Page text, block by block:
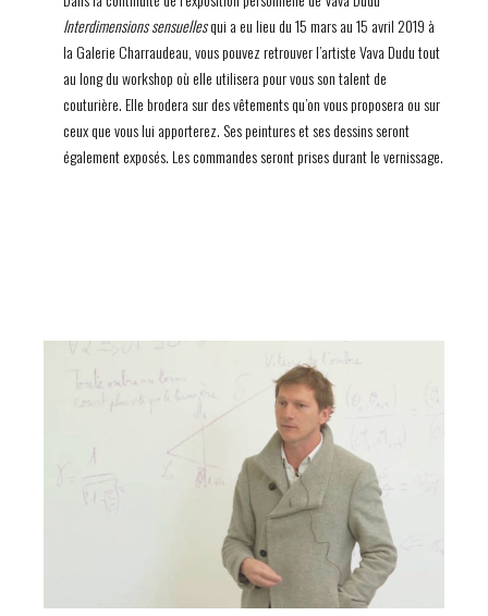
Bourouissa / Quentin de Briey / Alice Dellal / Nicolas Niarchos / Amine
Jreissati / Pandora Graessl / Basile Mookherjee / Emilie Karreh et
Oliver Hadlee Pearch / Fiona Godivier
Design & Lifestyle
Marine Breynaert / Bokja / Louis Marie de Castelbajac / Irene Forte /
Interdimensions sensuellesqui a eu lieu du 15 mars au 15 avril 2019 à
la Galerie Charraudeau, vous pouvez retrouver l’artiste Vava Dudu tout
au long du workshop où elle utilisera pour vous son talent de
couturière. Elle brodera sur des vêtements qu’on vous proposera ou sur
ceux que vous lui apporterez. Ses peintures et ses dessins seront
également exposés. Les commandes seront prises durant le vernissage.